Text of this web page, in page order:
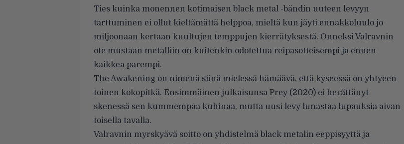
Ties kuinka monennen kotimaisen black metal -bändin uuteen levyyn
tarttuminen ei ollut kieltämättä helppoa, mieltä kun jäyti ennakkoluulo jo
miljoonaan kertaan kuultujen temppujen kierrätyksestä. Onneksi Valravnin
ote mustaan metalliin on kuitenkin odotettua reipasotteisempi ja ennen
kaikkea parempi.
The Awakening on nimenä siinä mielessä hämäävä, että kyseessä on yhtyeen
toinen kokopitkä. Ensimmäinen julkaisunsa Prey (2020) ei herättänyt
skenessä sen kummempaa kuhinaa, mutta uusi levy lunastaa lupauksia aivan
toisella tavalla.
Valravnin myrskyävä soitto on yhdistelmä black metalin eeppisyyttä ja